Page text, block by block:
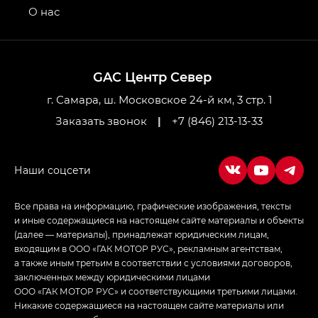
привод — GB AWD, Джи Эль Полный привод —
Джи Икс ПРЕМИУМ — GX PREMIUM, ЛАУНЖ —
LOUNGE
Empow — Эмпау (Empow) в комплектации
GAC Центр Север
г. Самара, ш. Московское 24-й км, 3 стр. 1
Заказать звонок
| +7 (846) 213-13-33
О нас
Все права на информацию, графические изображения, тексты
и иные содержащиеся на настоящем сайте материалы и объекты
(далее — материалы), принадлежат юридическим лицам,
входящим в ООО «ГАК МОТОР РУС», рекламным агентствам,
а также иным третьим в соответствии с условиями договоров,
заключенных между юридическими лицами
ООО «ГАК МОТОР РУС» и соответствующими третьими лицами.
Никакие содержащиеся на настоящем сайте материалы или